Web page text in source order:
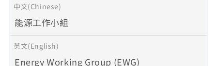
能源工作小組
Energy Working Group (EWG)